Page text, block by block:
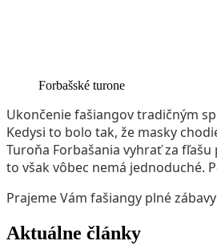
Forbašské turone
Ukončenie fašiangov tradičným
Kedysi to bolo tak, že masky
Turoňa Forbašania vyhrať za
to však vôbec nemá jednoduché.
Prajeme Vám fašiangy plné
Aktuálne články